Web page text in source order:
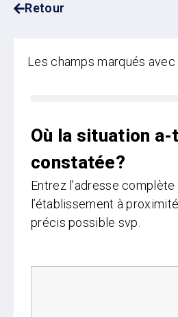
Retour
Les champs marqués
Où la situation
constatée?
Entrez l’adresse
l’établissement à
précis possible svp.